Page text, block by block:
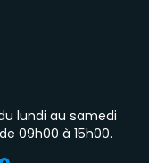
lundi au samedi
09h00 à 15h00.